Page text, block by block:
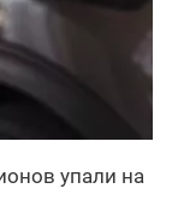
упали на